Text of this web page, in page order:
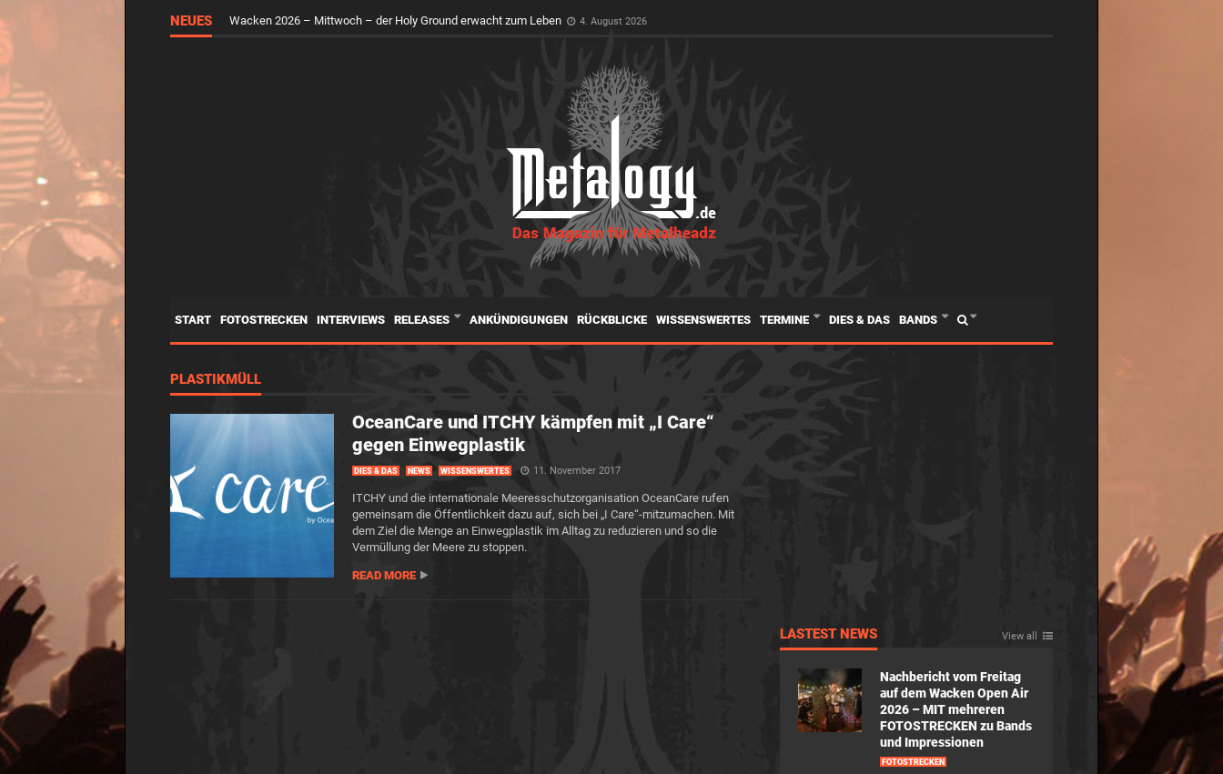
NEUES Wacken 2026 – Mittwoch – der Holy Ground erwacht zum Leben 4. August 2026
START FOTOSTRECKEN INTERVIEWS RELEASES ANKÜNDIGUNGEN RÜCKBLICKE WISSENSWERTES TERMINE DIES & DAS BANDS
PLASTIKMÜLL
OceanCare und ITCHY kämpfen mit „I Care“
gegen Einwegplastik
DIES & DAS NEWS WISSENSWERTES 11. November 2017
ITCHY und die internationale Meeresschutzorganisation OceanCare rufen
gemeinsam die Öffentlichkeit dazu auf, sich bei „I Care“-mitzumachen. Mit
dem Ziel die Menge an Einwegplastik im Alltag zu reduzieren und so die
Vermüllung der Meere zu stoppen.
READ MORE
LASTEST NEWS View all
Nachbericht vom Freitag
auf dem Wacken Open Air
2026 – MIT mehreren
FOTOSTRECKEN zu Bands
und Impressionen
FOTOSTRECKEN